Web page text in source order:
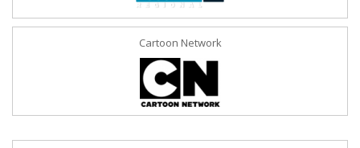
Cartoon Network